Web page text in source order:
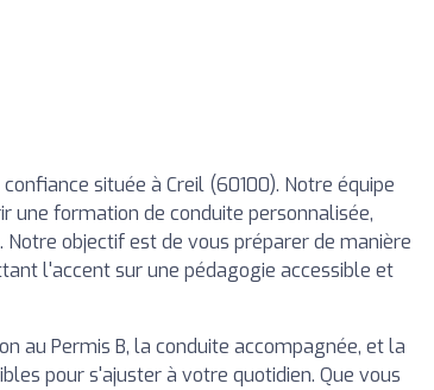
située à Creil (60100). Notre équipe
une formation de conduite personnalisée,
objectif est de vous préparer de manière
l'accent sur une pédagogie accessible et
au Permis B, la conduite accompagnée, et la
pour s'ajuster à votre quotidien. Que vous